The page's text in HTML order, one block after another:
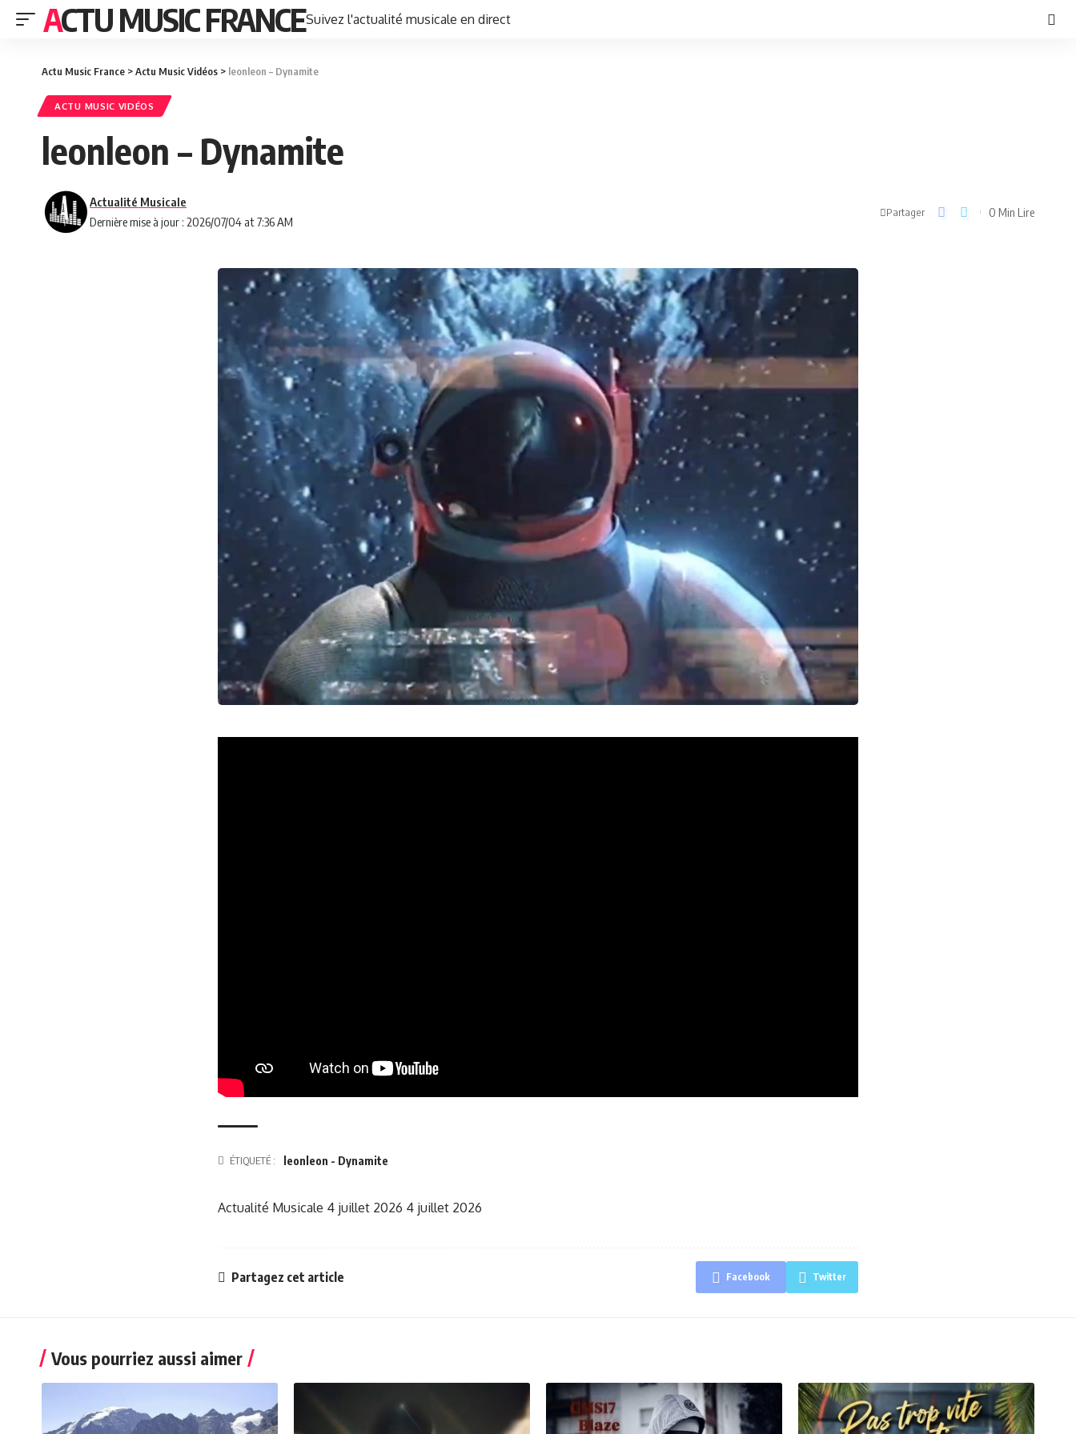
ACTU MUSIC FRANCESuivez l'actualité musicale en direct
Actu Music France >Actu Music Vidéos > leonleon – Dynamite
ACTU MUSIC VIDÉOS
leonleon – Dynamite
Dernière mise à jour : 2026/07/04 at 7:36 AM
Actualité Musicale
Partager 0 Min Lire
ÉTIQUETÉ : leonleon - Dynamite
Actualité Musicale 4 juillet 2026 4 juillet 2026
Partagez cet article Facebook Twitter
Vous pourriez aussi aimer